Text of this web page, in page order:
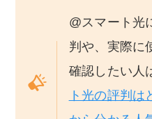
@スマート光
判や、実際に
確認したい人
ト光の評判